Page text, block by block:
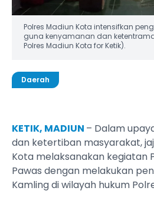
Polres Madiun Kota intensifkan
guna kenyamanan dan
Polres Madiun Kota for Ketik).
Daerah
KETIK, MADIUN – Dalam
dan ketertiban masyarakat,
Kota melaksanakan kegiatan
Pawas dengan melakukan
Kamling di wilayah hukum